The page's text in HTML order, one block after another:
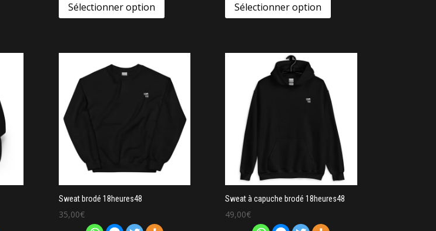
Sélectionner option Sélectionner option
Sweat brodé 18heures48
35,00€
Sweat à capuche brodé 18heures48
49,00€